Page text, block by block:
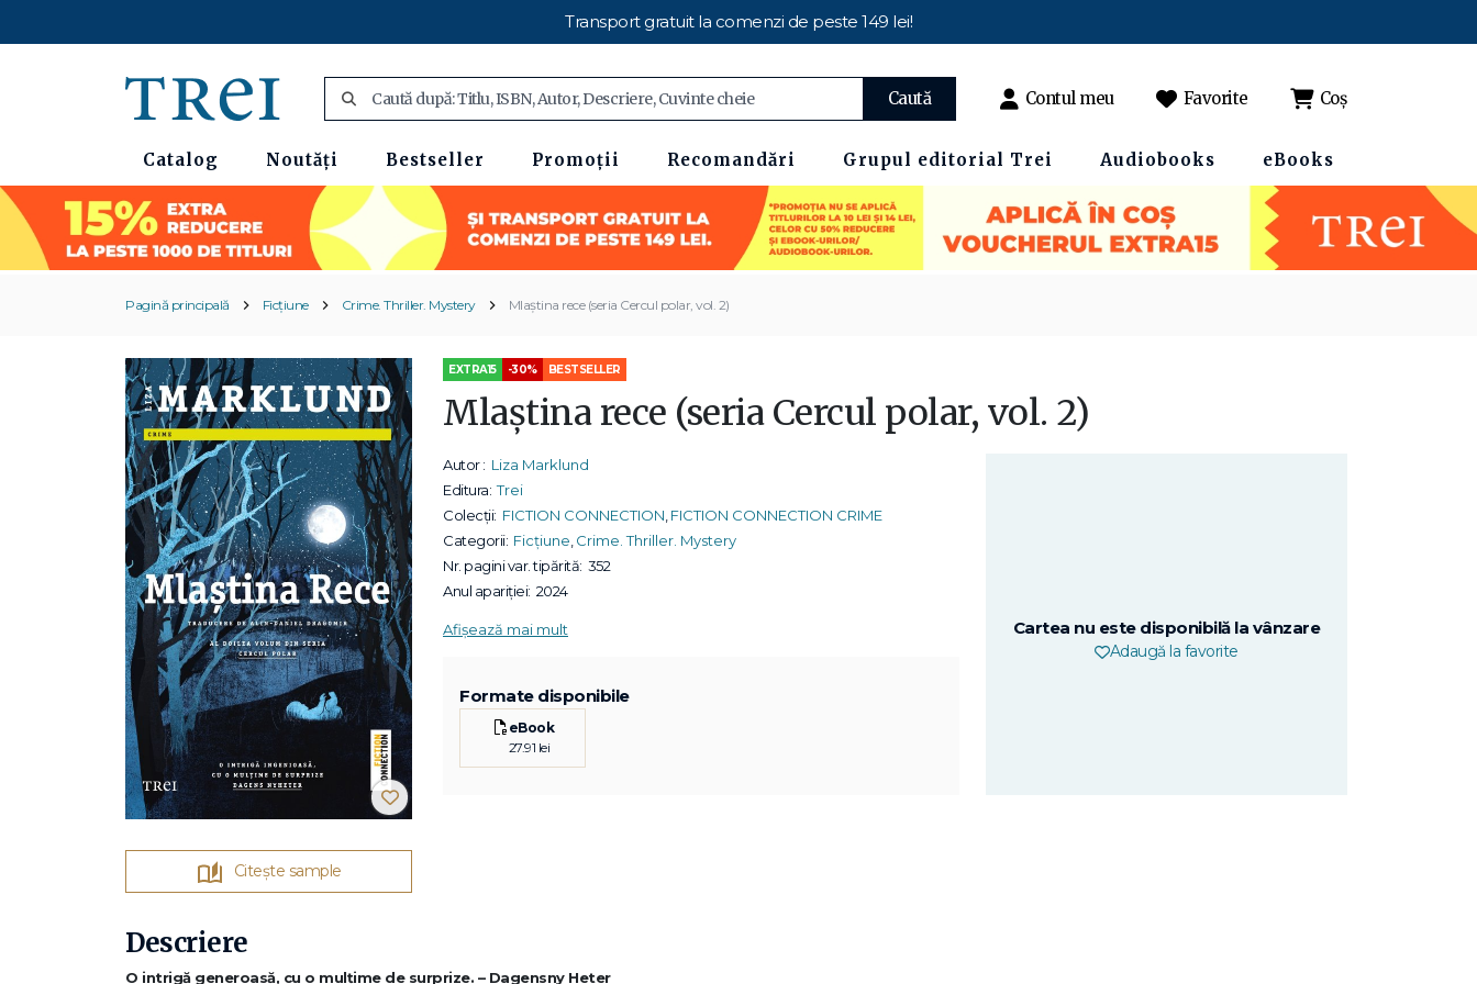
Transport gratuit la comenzi de peste 149 lei!
Caută Contul meu Favorite Coș
Catalog Noutăți Bestseller Promoții Recomandări Grupul editorial Trei Audiobooks eBooks
Pagină principală Ficțiune Crime. Thriller. Mystery Mlaștina rece (seria Cercul polar, vol. 2)
Citește sample
EXTRA15 -30% BESTSELLER
Mlaștina rece (seria Cercul polar, vol. 2)
Autor : Liza Marklund
Editura: Trei
Colecții: FICTION CONNECTION FICTION CONNECTION CRIME
Categorii: Ficțiune Crime. Thriller. Mystery
Nr. pagini var. tipărită: 352
Anul apariției: 2024
Afișează mai mult
Formate disponibile
eBook
27.91 lei
Cartea nu este disponibilă la vânzare
Adaugă la favorite
Descriere
O intrigă generoasă, cu o mulțime de surprize. – Dagensny Heter